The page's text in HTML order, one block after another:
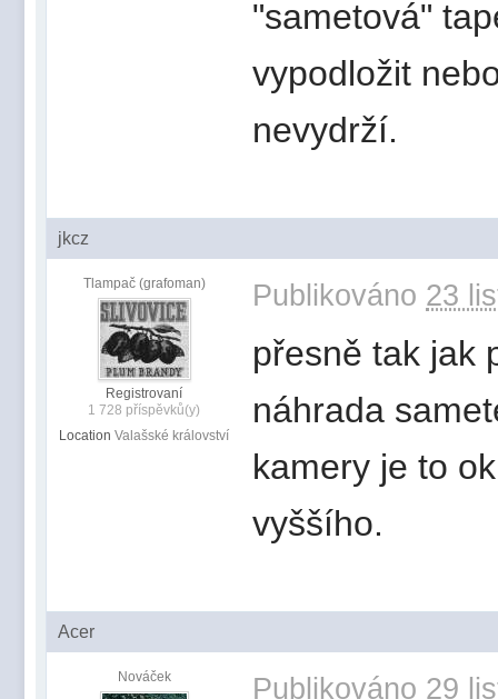
"sametová"
vypodložit
nevydrží.
jkcz
Tlampač (grafoman)
Registrovaní
1 728 příspěvků(y)
Location Valašské království
Publikováno 23
přesně tak jak
náhrada
kamery je to
vyššího.
Acer
Nováček Publikováno 29